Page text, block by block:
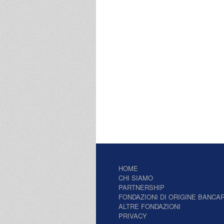
HOME
CHI SIAMO
PARTNERSHIP
FONDAZIONI DI ORIGINE
ALTRE FONDAZIONI
PRIVACY